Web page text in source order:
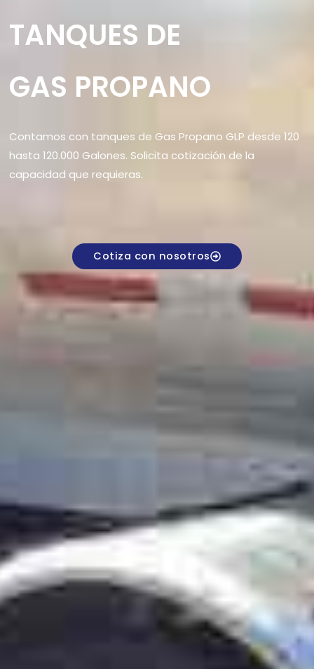
TANQUES DE
GAS PROPANO
Contamos con tanques de Gas Propano GLP desde 120
hasta 120.000 Galones. Solicita cotización de la
capacidad que requieras.
Cotiza con nosotros